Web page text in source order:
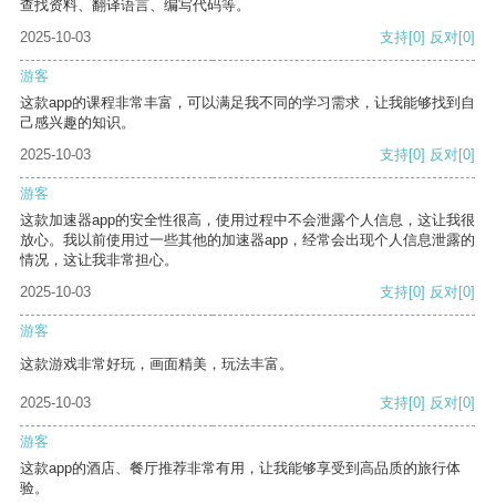
查找资料、翻译语言、编写代码等。
2025-10-03
支持[0] 反对[0]
游客
这款app的课程非常丰富，可以满足我不同的学习需求，让我能够找到自
己感兴趣的知识。
2025-10-03
支持[0] 反对[0]
游客
这款加速器app的安全性很高，使用过程中不会泄露个人信息，这让我很
放心。我以前使用过一些其他的加速器app，经常会出现个人信息泄露的
情况，这让我非常担心。
2025-10-03
支持[0] 反对[0]
游客
这款游戏非常好玩，画面精美，玩法丰富。
2025-10-03 支持[0] 反对[0]
游客
这款app的酒店、餐厅推荐非常有用，让我能够享受到高品质的旅行体
验。